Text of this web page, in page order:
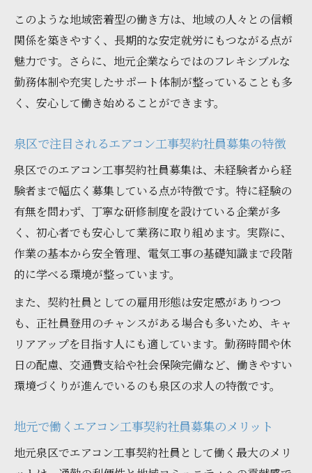
このような地域密着型の働き方は、地域の人々との信頼
関係を築きやすく、長期的な安定就労にもつながる点が
魅力です。さらに、地元企業ならではのフレキシブルな
勤務体制や充実したサポート体制が整っていることも多
く、安心して働き始めることができます。
泉区で注目されるエアコン工事契約社員募集の特徴
泉区でのエアコン工事契約社員募集は、未経験者から経
験者まで幅広く募集している点が特徴です。特に経験の
有無を問わず、丁寧な研修制度を設けている企業が多
く、初心者でも安心して業務に取り組めます。実際に、
作業の基本から安全管理、電気工事の基礎知識まで段階
的に学べる環境が整っています。
また、契約社員としての雇用形態は安定感がありつつ
も、正社員登用のチャンスがある場合も多いため、キャ
リアアップを目指す人にも適しています。勤務時間や休
日の配慮、交通費支給や社会保険完備など、働きやすい
環境づくりが進んでいるのも泉区の求人の特徴です。
地元で働くエアコン工事契約社員募集のメリット
地元泉区でエアコン工事契約社員として働く最大のメリ